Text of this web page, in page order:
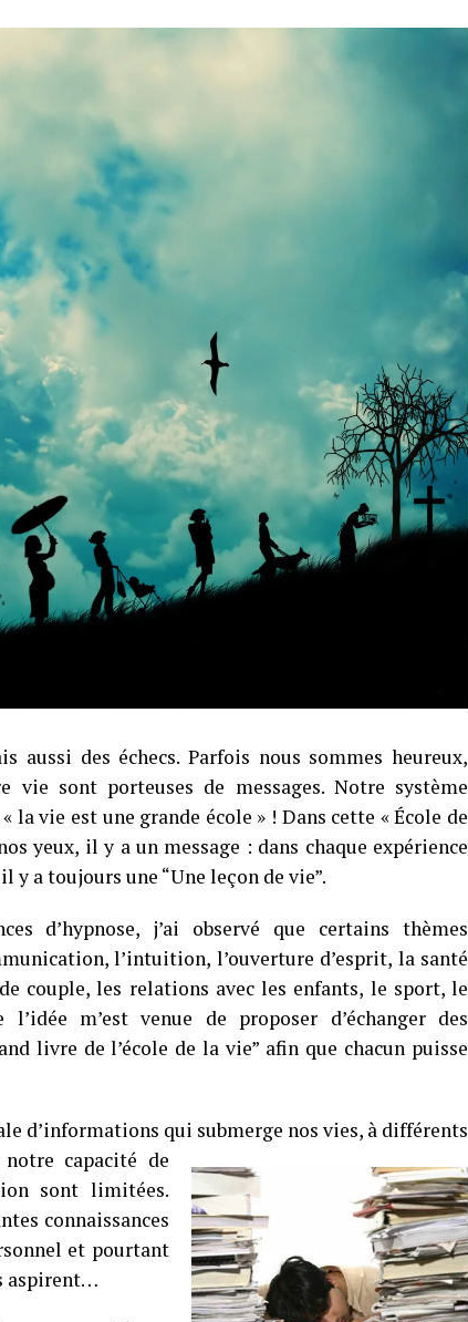
aussi des échecs. Parfois nous sommes heureux,
sont porteuses de messages. Notre système
la vie est une grande école » ! Dans cette « École de
yeux, il y a un message : dans chaque expérience
y a toujours une “Une leçon de vie”.
d’hypnose, j’ai observé que certains thèmes
l’intuition, l’ouverture d’esprit, la santé
couple, les relations avec les enfants, le sport, le
m’est venue de proposer d’échanger des
livre de l’école de la vie” afin que chacun puisse
d’informations qui submerge nos vies, à différents
capacité de
sont limitées.
connaissances
et pourtant
aspirent…